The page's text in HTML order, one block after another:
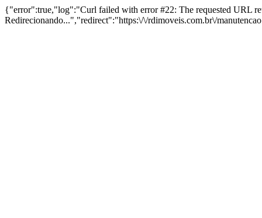
{"error":true,"log":"Curl failed with error #22: The requested URL
Redirecionando...","redirect":"https:\/\/rdimoveis.com.br\/